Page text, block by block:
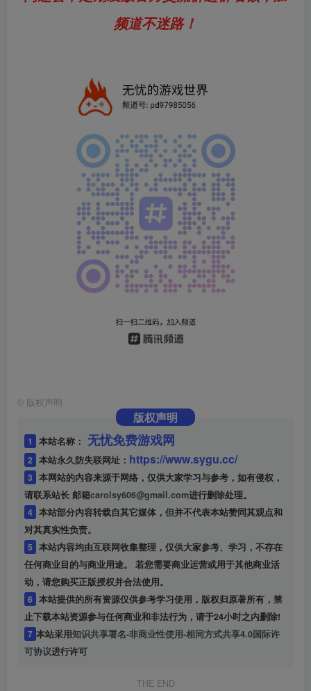
频道不迷路！
© 版权声明
版权声明
1 本站名称： 无忧免费游戏网
2 本站永久防失联网址： https://www.sygu.cc/
3 本网站的内容来源于网络，仅供大家学习与参考，如有侵权，
请联系站长 邮箱carolsy606@gmail.com进行删除处理。
4 本站部分内容转载自其它媒体，但并不代表本站赞同其观点和
对其真实性负责。
5
任何商业目的与商业用途。 若您需要商业运营或用于其他商业活
动，请您购买正版授权并合法使用。
6 本站提供的所有资源仅供参考学习使用，版权归原著所有，禁
止下载本站资源参与任何商业和非法行为，请于24小时之内删除!
7 本站采用知识共享署名-非商业性使用-相同方式共享4.0国际许
可协议进行许可
THE END